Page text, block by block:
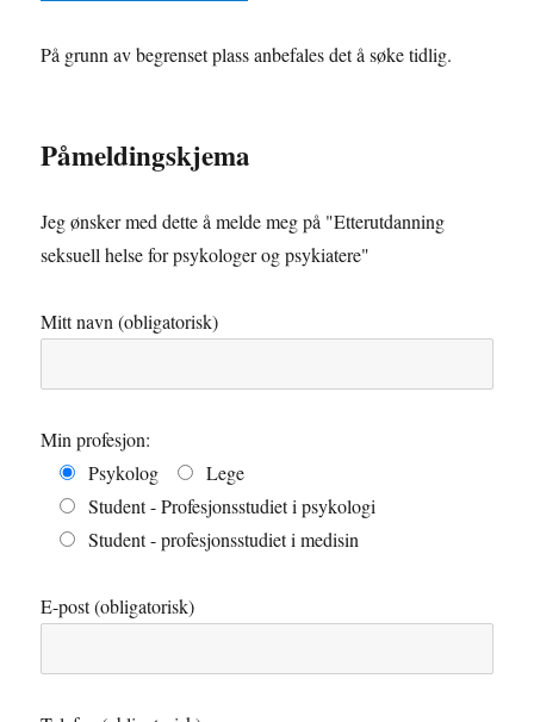
På grunn av begrenset plass anbefales det å søke tidlig.
Påmeldingskjema
Jeg ønsker med dette å melde meg på "Etterutdanning
seksuell helse for psykologer og psykiatere"
Mitt navn (obligatorisk)
Min profesjon:
Psykolog
Lege
Student - Profesjonsstudiet i psykologi
Student - profesjonsstudiet i medisin
E-post (obligatorisk)